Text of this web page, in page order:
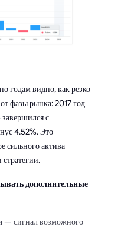
годам видно, как резко
фазы рынка: 2017 год
с
4.52%. Это
сильного актива
стратегии.
дополнительные
— сигнал возможного